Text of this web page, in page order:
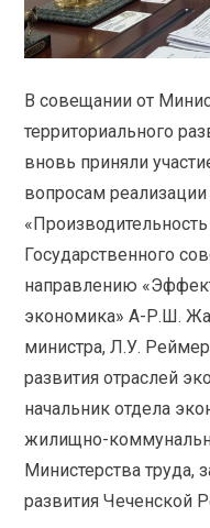
В совещании от
территориального
вновь приняли
вопросам
Государственного
направлению
экономика» А-Р.Ш.
министра, Л.У.
развития отраслей
начальник отдела
жилищно-
Министерства труда,
развития Чеченской